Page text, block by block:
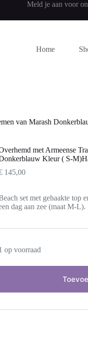
Meld je aan voor
Home
van Marash
met Armeense
Kleur ( S-
145,00
set met gehaakte top
dag aan zee (maat M-L).
op voorraad